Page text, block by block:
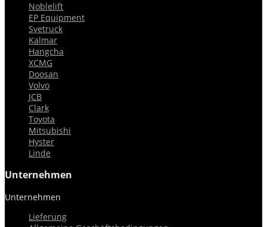
Noblelift
EP Equipment
Svetruck
Kalmar
Hangcha
XCMG
Doosan
Volvo
JCB
Clark
Toyota
Mitsubishi
Hyster
Linde
Unternehmen
Unternehmen
Lieferung